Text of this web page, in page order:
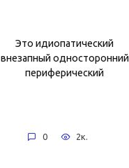
Это идиопатический
внезапный односторонний
периферический
0 2к.